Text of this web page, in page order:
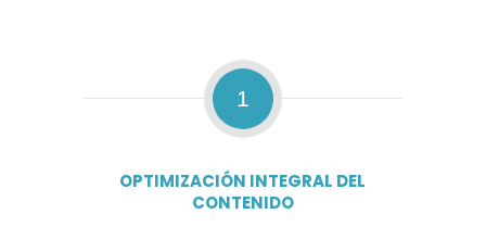
1
OPTIMIZACIÓN INTEGRAL DEL
CONTENIDO